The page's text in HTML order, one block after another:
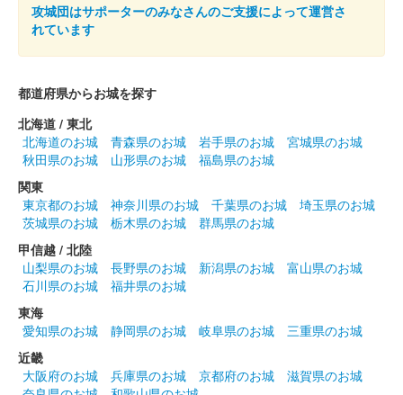
販売終了
沼田城跡 御城印
販売終了
沼田城跡 御城印 昭和百年 五月版
販売終了
沼田城址 御城印 花まつり
攻城団はサポーターのみなさんのご支援によって運営さ
れています
都道府県からお城を探す
北海道 / 東北
北海道のお城
青森県のお城 岩手県のお城
宮城県のお城
秋田県のお城
山形県のお城
福島県のお城
関東
東京都のお城
神奈川県のお城 千葉県のお城
埼玉県のお城
茨城県のお城
栃木県のお城
群馬県のお城
甲信越 / 北陸
山梨県のお城
長野県のお城 新潟県のお城
富山県のお城
石川県のお城
福井県のお城
東海
愛知県のお城
静岡県のお城 岐阜県のお城
三重県のお城
近畿
大阪府のお城
兵庫県のお城 京都府のお城
滋賀県のお城